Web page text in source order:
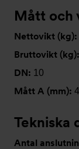
Mått och
Nettovikt (kg):
Bruttovikt (kg):
DN: 10
Mått A (mm):
Tekniska
Antal